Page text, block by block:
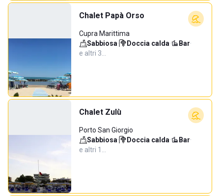
Chalet Papà Orso
Cupra Marittima
Sabbiosa· Doccia calda· Bar·
e altri 3…
Chalet Zulù
Porto San Giorgio
Sabbiosa· Doccia calda· Bar·
e altri 1…